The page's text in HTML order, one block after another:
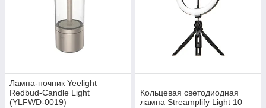
Лампа-ночник Yeelight
Redbud-Candle Light
(YLFWD-0019)
Кольцевая светодиодная
лампа Streamplify Light 10